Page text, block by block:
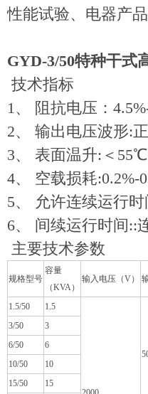
性能试验、电器产
GYD-3/50特种干式
技术指标
1、 阻抗电压：
2、 输出电压波形:
3、 表面温升:＜55℃
4、 空载损耗:0.2%-
5、 允许连续运行
6、 间续运行时间::
主要技术参数
规格型号
容量
（KVA）
输入电压（V）
1.5/50 1.5
3/50
3
6/50
6
10/50
10
15/50
15